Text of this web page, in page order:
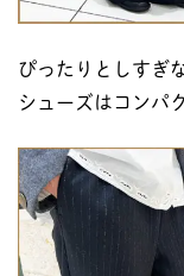
ぴったりとしすぎ
シューズはコンパ